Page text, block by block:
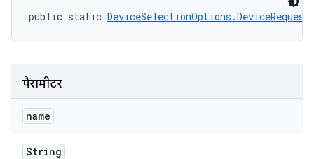
public static
पैरामीटर
name
String